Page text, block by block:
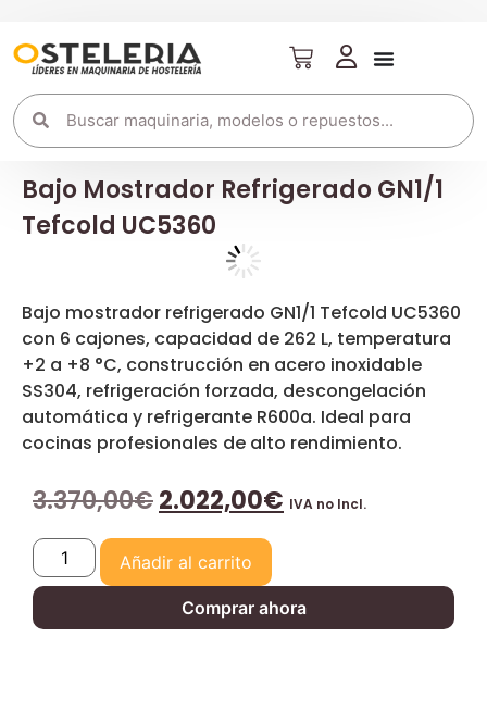
Bajo Mostrador Refrigerado GN1/1
Tefcold UC5360
Bajo mostrador refrigerado GN1/1 Tefcold UC5360
con 6 cajones, capacidad de 262 L, temperatura
+2 a +8 °C, construcción en acero inoxidable
SS304, refrigeración forzada, descongelación
automática y refrigerante R600a. Ideal para
cocinas profesionales de alto rendimiento.
3.370,00€2.022,00€ IVA no Incl.
Añadir al carrito
Comprar ahora